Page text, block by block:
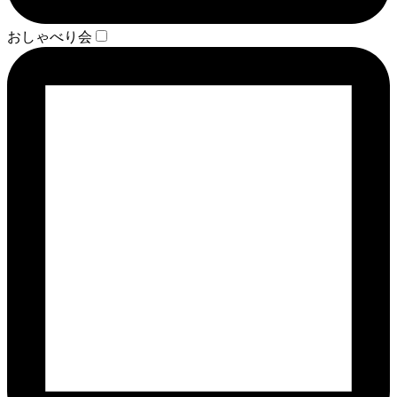
おしゃべり会